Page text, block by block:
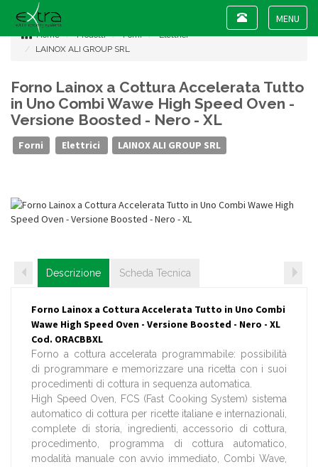
Toggle
Toggle
navigation
Home Prodotti Forni
Elettrici
LAINOX ALI GROUP SRL
Forno Lainox a Cottura Accelerata Tutto
in Uno Combi Wawe High Speed Oven -
Versione Boosted - Nero - XL
Forni Elettrici LAINOX ALI GROUP SRL
Descrizione Scheda Tecnica
Forno Lainox a Cottura Accelerata Tutto in Uno Combi
Wawe High Speed Oven - Versione Boosted - Nero - XL
Cod. ORACBBXL
Forno a cottura accelerata programmabile: possibilità
di programmare e memorizzare una ricetta con i suoi
procedimenti di cottura in sequenza automatica.
High Speed Oven, FCS (Fast Cooking System) sistema
automatico di cottura per ricette italiane e internazionali,
complete di storia, ingredienti, accessorio di cottura,
procedimento, programma di cottura automatico,
modalità manuale con avvio immediato, Combi Wave,